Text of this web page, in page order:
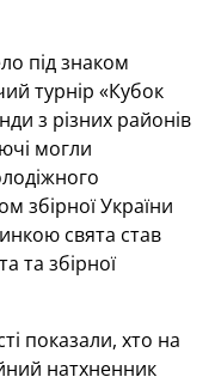
під знаком
турнір «Кубок
з різних районів
могли
збірної України
свята став
та збірної
показали, хто на
натхненник